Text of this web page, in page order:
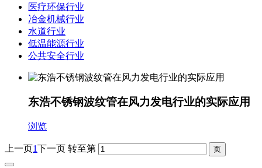
医疗环保行业
冶金机械行业
水道行业
低温能源行业
公共安全行业
东浩不锈钢波纹管在风力发电行业的实际应用
浏览
上一页1下一页 转至第